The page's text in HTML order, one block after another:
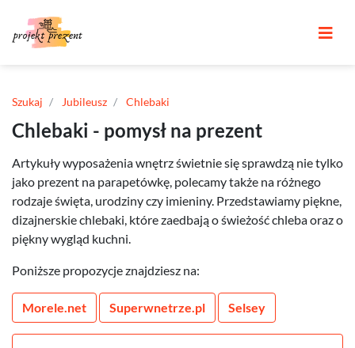
Szukaj Jubileusz Chlebaki
Chlebaki - pomysł na prezent
Artykuły wyposażenia wnętrz świetnie się sprawdzą nie tylko
jako prezent na parapetówkę, polecamy także na różnego
rodzaje święta, urodziny czy imieniny. Przedstawiamy piękne,
dizajnerskie chlebaki, które zaedbają o świeżość chleba oraz o
piękny wygląd kuchni.
Poniższe propozycje znajdziesz na:
Morele.net Superwnetrze.pl Selsey